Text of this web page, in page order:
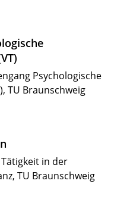
Psychologische
TU Braunschweig
in der
TU Braunschweig